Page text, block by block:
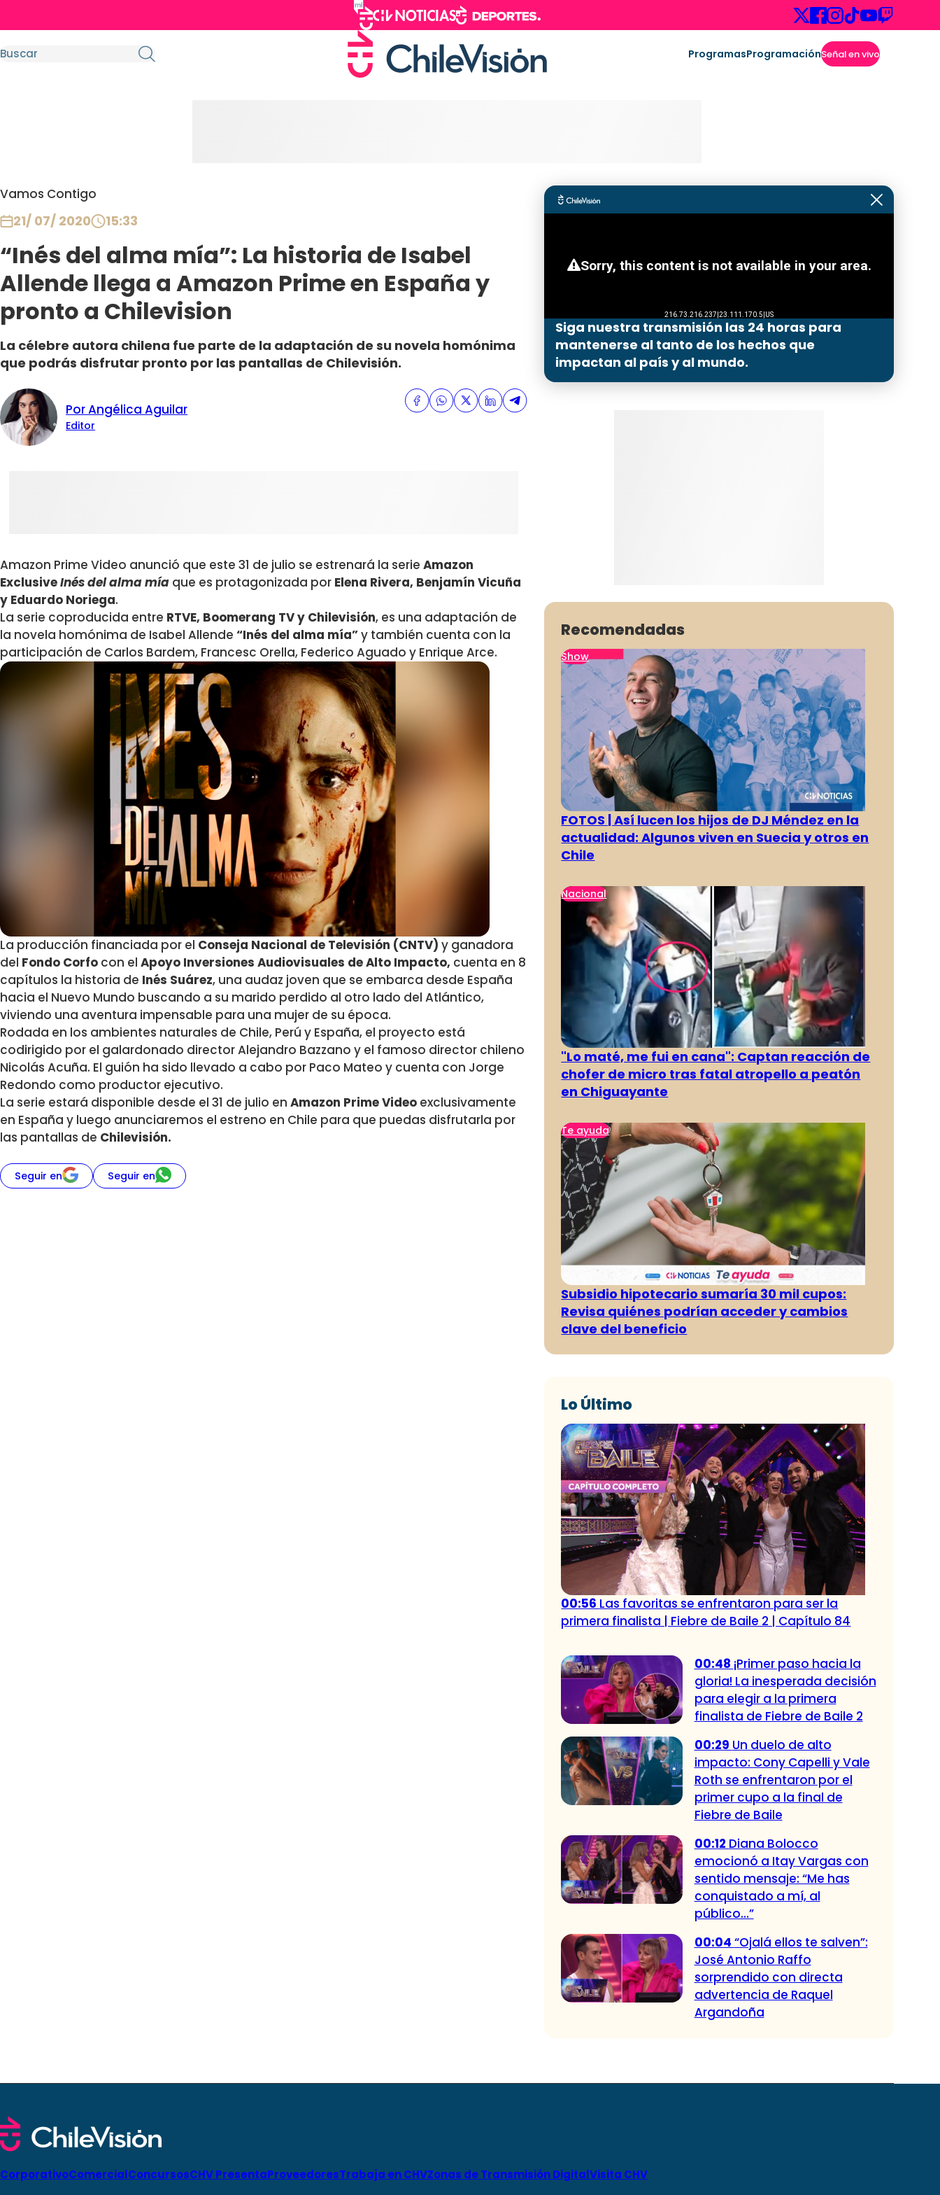
ProgramasProgramaciónSeñal en vivo
Vamos Contigo
21/ 07/ 2020 15:33
“Inés del alma mía”: La historia de Isabel
Allende llega a Amazon Prime en España y
pronto a Chilevision
La célebre autora chilena fue parte de la adaptación de su novela homónima
que podrás disfrutar pronto por las pantallas de Chilevisión.
Por Angélica Aguilar
Editor
Amazon Prime Video anunció que este 31 de julio se estrenará la serie Amazon
ExclusiveInés del alma mía que es protagonizada por Elena Rivera, Benjamín Vicuña
y Eduardo Noriega.
La serie coproducida entre RTVE, Boomerang TV y Chilevisión, es una adaptación de
la novela homónima de Isabel Allende “Inés del alma mía”y también cuenta con la
participación de Carlos Bardem, Francesc Orella, Federico Aguado y Enrique Arce.
La producción financiada por el Conseja Nacional de Televisión (CNTV) y ganadora
del Fondo Corfo con el Apoyo Inversiones Audiovisuales de Alto Impacto, cuenta en 8
capítulos la historia de Inés Suárez, una audaz joven que se embarca desde España
hacia el Nuevo Mundo buscando a su marido perdido al otro lado del Atlántico,
viviendo una aventura impensable para una mujer de su época.
Rodada en los ambientes naturales de Chile, Perú y España, el proyecto está
codirigido por el galardonado director Alejandro Bazzano y el famoso director chileno
Nicolás Acuña. El guión ha sido llevado a cabo por Paco Mateo y cuenta con Jorge
Redondo como productor ejecutivo.
La serie estará disponible desde el 31 de julio en Amazon Prime Video exclusivamente
en España y luego anunciaremos el estreno en Chile para que puedas disfrutarla por
las pantallas de Chilevisión.
Seguir en Seguir en
Siga nuestra transmisión las 24 horas para
mantenerse al tanto de los hechos que
impactan al país y al mundo.
Recomendadas
Show
FOTOS | Así lucen los hijos de DJ Méndez en la
actualidad: Algunos viven en Suecia y otros en
Chile
Nacional
"Lo maté, me fui en cana": Captan reacción de
chofer de micro tras fatal atropello a peatón
en Chiguayante
Te ayuda
Subsidio hipotecario sumaría 30 mil cupos:
Revisa quiénes podrían acceder y cambios
clave del beneficio
Lo Último
00:56 Las favoritas se enfrentaron para ser la
primera finalista | Fiebre de Baile 2 | Capítulo 84
00:48 ¡Primer paso hacia la
gloria! La inesperada decisión
para elegir a la primera
finalista de Fiebre de Baile 2
00:29 Un duelo de alto
impacto: Cony Capelli y Vale
Roth se enfrentaron por el
primer cupo a la final de
Fiebre de Baile
00:12 Diana Bolocco
emocionó a Itay Vargas con
sentido mensaje: “Me has
conquistado a mí, al
público…”
00:04 “Ojalá ellos te salven”:
José Antonio Raffo
sorprendido con directa
advertencia de Raquel
Argandoña
CorporativoComercialConcursosCHV PresentaProveedoresTrabaja en CHVZonas de Transmisión DigitalVisita CHV